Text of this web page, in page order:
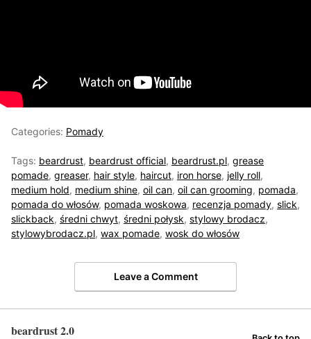
Categories: Pomady
Tags: beardrust, beardrust official, beardrust.pl, grease
pomade, greaser, hair style, haircut, iron horse, jelly roll,
medium hold, medium shine, oil can, oil can grooming, pomada,
pomada do włosów, pomada woskowa, recenzja pomady, slick,
slickback, średni chwyt, średni połysk, stylowy brodacz,
stylowybrodacz.pl, wax pomade, wosk do włosów
Leave a Comment
beardrust 2.0